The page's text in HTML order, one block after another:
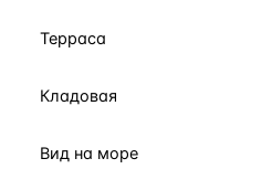
Терраса
Кладовая
Вид на море